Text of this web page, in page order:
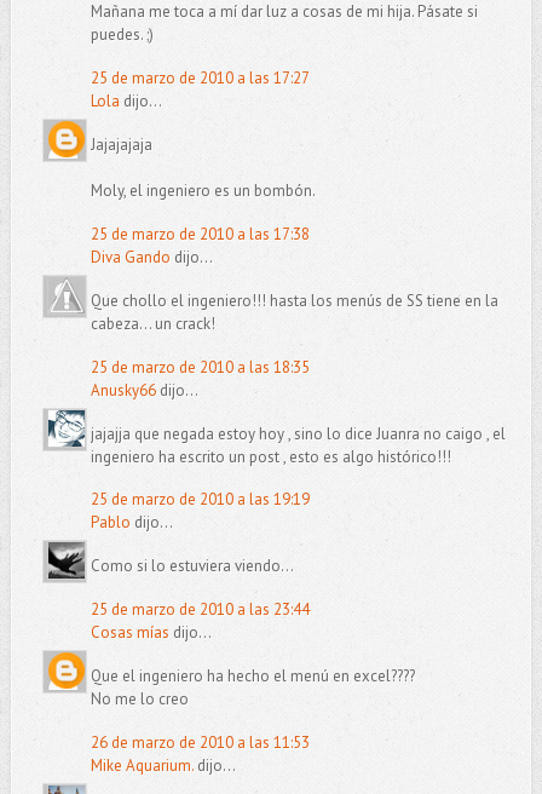
Mañana me toca a mí dar luz a cosas de mi hija. Pásate si
puedes. ;)
25 de marzo de 2010 a las 17:27
Lola dijo...
Jajajajaja
Moly, el ingeniero es un bombón.
25 de marzo de 2010 a las 17:38
Diva Gando dijo...
Que chollo el ingeniero!!! hasta los menús de SS tiene en la
cabeza... un crack!
25 de marzo de 2010 a las 18:35
Anusky66dijo...
jajajja que negada estoy hoy , sino lo dice Juanra no caigo , el
ingeniero ha escrito un post , esto es algo histórico!!!
25 de marzo de 2010 a las 19:19
Pablo dijo...
Como si lo estuviera viendo...
25 de marzo de 2010 a las 23:44
Cosas mías dijo...
Que el ingeniero ha hecho el menú en excel????
No me lo creo
26 de marzo de 2010 a las 11:53
Mike Aquarium.dijo...